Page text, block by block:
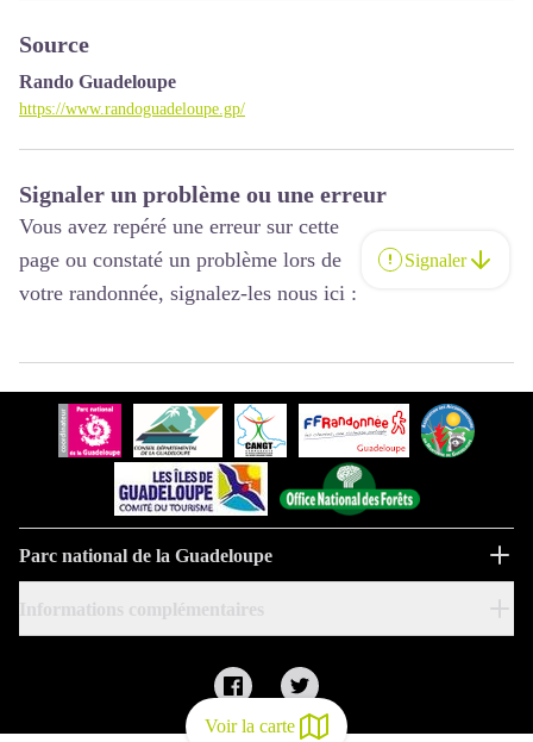
Voir la carte
Source
Rando Guadeloupe
https://www.randoguadeloupe.gp/
Signaler un problème ou une erreur
Vous avez repéré une erreur sur cette
page ou constaté un problème lors de
votre randonnée, signalez-les nous ici :
Signaler
Parc national de la Guadeloupe
Informations complémentaires